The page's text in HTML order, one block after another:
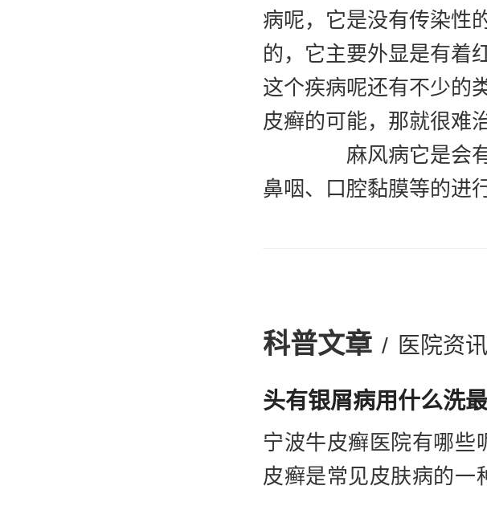
病呢，它是没有传染性
的，它主要外显是有着
这个疾病呢还有不少的
皮癣的可能，那就很难
麻风病它是会有
鼻咽、口腔黏膜等的进
这个疾病
患者是多寻常型牛皮癣
初期的时候，是和其它
的，像其它的牛皮癣呢
在不护理好，也没有及
的。
科普文章 / 医院资讯
宁波牛皮癣医院有哪些
皮癣是常见皮肤病的一